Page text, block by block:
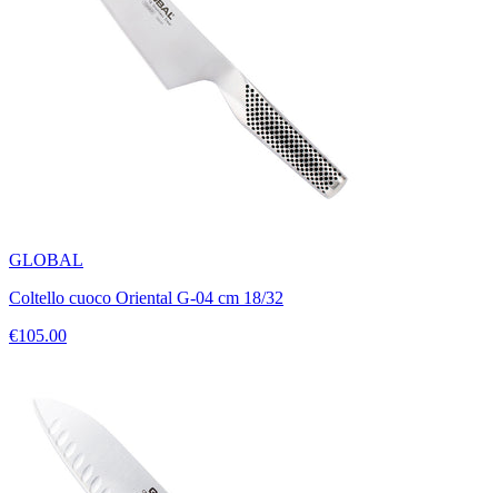
GLOBAL
Coltello cuoco Oriental G-04 cm 18/32
€105.00